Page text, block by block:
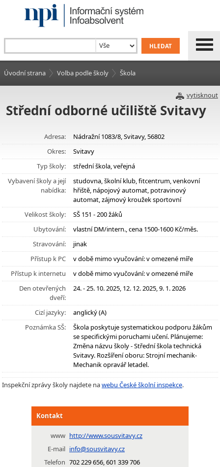
Úvodní strana Volba podle školy Škola
vytisknout
Střední odborné učiliště Svitavy
Adresa:
Nádražní 1083/8, Svitavy, 56802
Okres:
Svitavy
Typ školy:
střední škola, veřejná
Vybavení školy a její
nabídka:
studovna, školní klub, fitcentrum, venkovní
hřiště, nápojový automat, potravinový
automat, zájmový kroužek sportovní
Velikost školy:
SŠ 151 - 200 žáků
Ubytování:
vlastní DM/intern., cena 1500-1600 Kč/měs.
Stravování:
jinak
Přístup k PC
v době mimo vyučování: v omezené míře
Přístup k internetu
v době mimo vyučování: v omezené míře
Den otevřených
dveří:
24. - 25. 10. 2025, 12. 12. 2025, 9. 1. 2026
Cizí jazyky:
anglický (A)
Poznámka SŠ:
Škola poskytuje systematickou podporu žákům
se specifickými poruchami učení. Plánujeme:
Změna názvu školy - Střední škola technická
Svitavy. Rozšíření oboru: Strojní mechanik-
Mechanik opravář letadel.
Inspekční zprávy školy najdete nawebu České školní inspekce.
Kontakt
www http://www.sousvitavy.cz
E-mail info@sousvitavy.cz
Telefon 702 229 656, 601 339 706